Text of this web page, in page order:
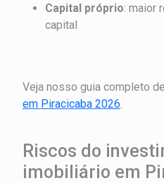
Capital próprio: maior
capital
Veja nosso guia completo de
em Piracicaba 2026.
Riscos do
imobiliário em